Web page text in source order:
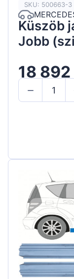
SKU: 500663-3
Küszöb
Jobb
18 892